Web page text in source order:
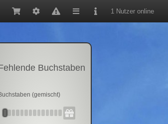
1 Nutzer online
Buchstaben
(gemischt)